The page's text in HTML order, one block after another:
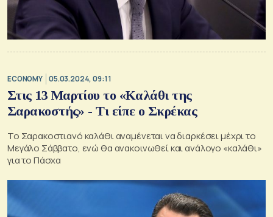
ECONOMY 05.03.2024, 09:11
Στις 13 Μαρτίου το «Καλάθι της
Σαρακοστής» - Τι είπε ο Σκρέκας
Το Σαρακοστιανό καλάθι αναμένεται να διαρκέσει μέχρι το
Μεγάλο Σάββατο, ενώ θα ανακοινωθεί και ανάλογο «καλάθι»
για το Πάσχα